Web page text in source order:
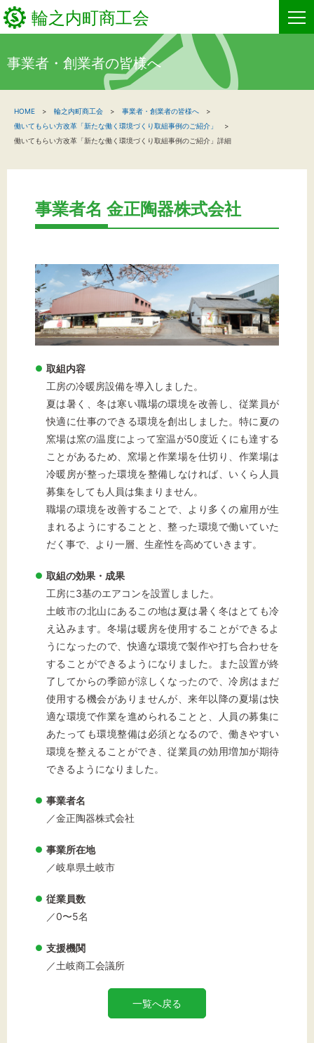
輪之内町商工会
新着情報
輪之内町商工会について
お問い合わせ
標準 拡大
背景色
黒 白 黄
事業者・創業者の皆様へ
HOME 輪之内町商工会
事業者・創業者の皆様へ
働いてもらい方改革「新たな働く環境づくり取組事例のご紹介」
働いてもらい方改革「新たな働く環境づくり取組事例のご紹介」詳細
事業者名 金正陶器株式会社
取組内容
工房の冷暖房設備を導入しました。
夏は暑く、冬は寒い職場の環境を改善し、従業員が
快適に仕事のできる環境を創出しました。特に夏の
窯場は窯の温度によって室温が50度近くにも達する
ことがあるため、窯場と作業場を仕切り、作業場は
冷暖房が整った環境を整備しなければ、いくら人員
募集をしても人員は集まりません。
職場の環境を改善することで、より多くの雇用が生
まれるようにすることと、整った環境で働いていた
だく事で、より一層、生産性を高めていきます。
取組の効果・成果
工房に3基のエアコンを設置しました。
土岐市の北山にあるこの地は夏は暑く冬はとても冷
え込みます。冬場は暖房を使用することができるよ
うになったので、快適な環境で製作や打ち合わせを
することができるようになりました。また設置が終
了してからの季節が涼しくなったので、冷房はまだ
使用する機会がありませんが、来年以降の夏場は快
適な環境で作業を進められることと、人員の募集に
あたっても環境整備は必須となるので、働きやすい
環境を整えることができ、従業員の効用増加が期待
できるようになりました。
事業者名
／金正陶器株式会社
事業所在地
／岐阜県土岐市
従業員数
／0〜5名
支援機関
／土岐商工会議所
一覧へ戻る